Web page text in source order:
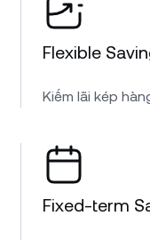
Flexible
Kiếm lãi kép
Fixed-term